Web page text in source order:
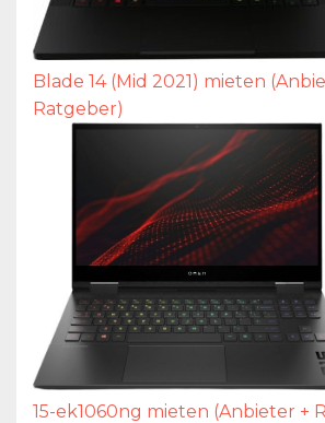
Blade 14 (Mid 2021) mieten
Ratgeber)
15-ek1060ng mieten (Anbieter +